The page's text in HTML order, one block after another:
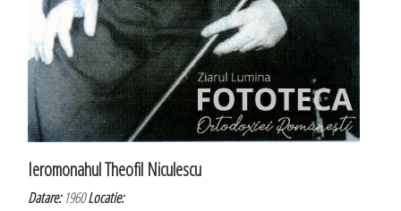
Ieromonahul Theofil Niculescu
Datare:1960Locatie: